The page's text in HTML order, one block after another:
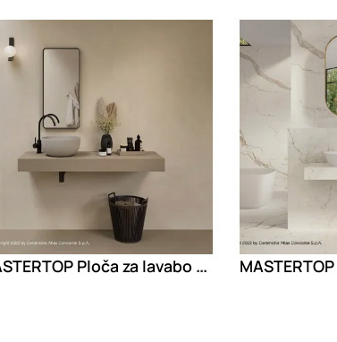
MASTERTOP Ploča za lavabo od porcelanskog kamena
Loading